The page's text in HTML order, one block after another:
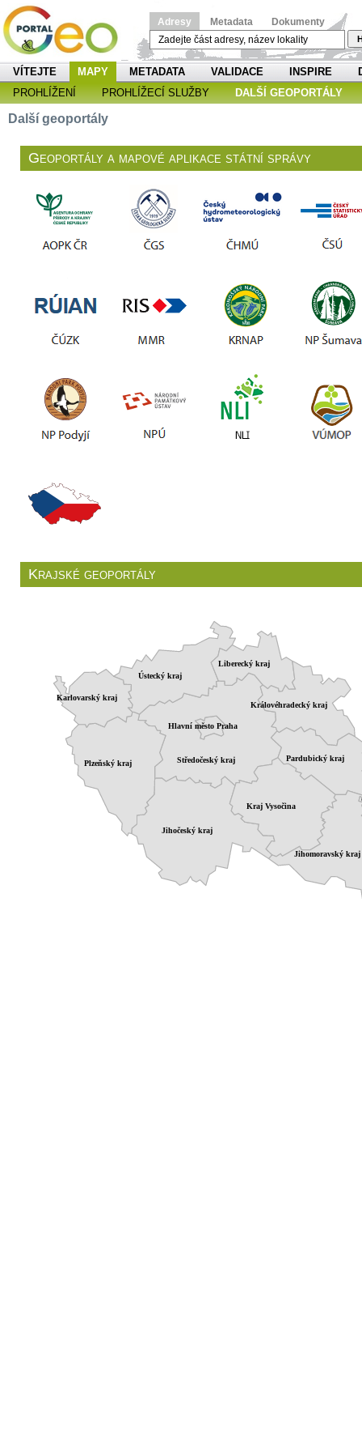
Adresy Metadata Dokumenty
VÍTEJTE MAPY METADATA VALIDACE INSPIRE
PROHLÍŽENÍ
PROHLÍŽECÍ SLUŽBY DALŠÍ GEOPORTÁLY
Další geoportály
Geoportály a mapové aplikace státní správy
Krajské geoportály
Jihočeský kraj
Středočeský kraj
Plzeňský kraj
Kraj Vysočina
Ústecký kraj
Jihomoravský kraj
Pardubický kraj
Liberecký kraj
Karlovarský kraj
Královéhradecký kraj
Hlavní město Praha